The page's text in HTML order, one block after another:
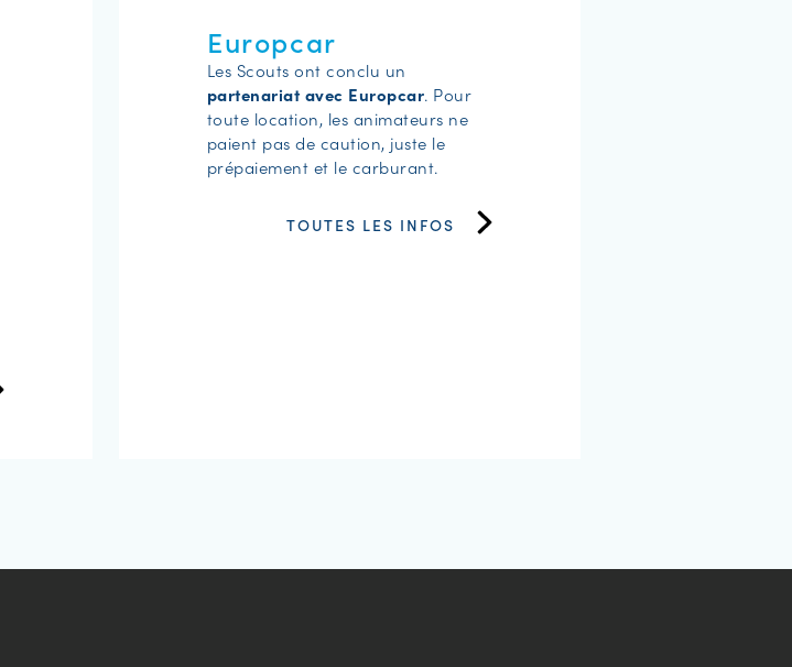
Europcar
Les Scouts ont conclu un
partenariat avec Europcar. Pour
toute location, les animateurs ne
paient pas de caution, juste le
prépaiement et le carburant.
TOUTES LES INFOS